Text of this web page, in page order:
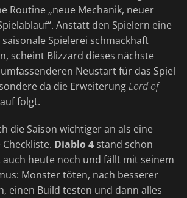
Routine „neue Mechanik, neuer
Anstatt den Spielern eine
Spielerei schmackhaft
scheint Blizzard dieses nächste
Neustart für das Spiel
da die ErweiterungLord of
folgt.
die Saison wichtiger an als eine
Diablo 4 stand schon
heute noch und fällt mit seinem
Monster töten, nach besserer
einen Build testen und dann alles